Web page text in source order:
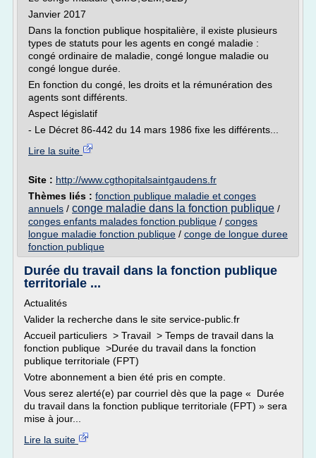
Janvier 2017
Dans la fonction publique hospitalière, il existe plusieurs
types de statuts pour les agents en congé maladie :
congé ordinaire de maladie, congé longue maladie ou
congé longue durée.
En fonction du congé, les droits et la rémunération des
agents sont différents.
Aspect législatif
- Le Décret 86-442 du 14 mars 1986 fixe les différents...
Lire la suite
Site : http://www.cgthopitalsaintgaudens.fr
Thèmes liés : fonction publique maladie et conges
annuels / conge maladie dans la fonction publique /
conges enfants malades fonction publique / conges
longue maladie fonction publique / conge de longue duree
fonction publique
Durée du travail dans la fonction publique
territoriale ...
Actualités
Valider la recherche dans le site service-public.fr
Accueil particuliers > Travail > Temps de travail dans la
fonction publique >Durée du travail dans la fonction
publique territoriale (FPT)
Votre abonnement a bien été pris en compte.
Vous serez alerté(e) par courriel dès que la page « Durée
du travail dans la fonction publique territoriale (FPT) » sera
mise à jour...
Lire la suite